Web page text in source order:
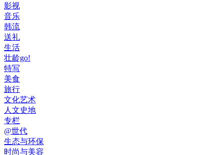
影视
音乐
韩流
送礼
生活
壮龄go!
特写
美食
旅行
文化艺术
人文史地
专栏
@世代
生态与环保
时尚与美容